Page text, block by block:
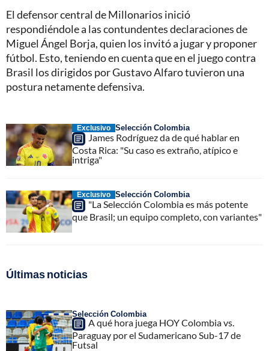
El defensor central de Millonarios inició
respondiéndole a las contundentes declaraciones de
Miguel Ángel Borja, quien los invitó a jugar y proponer
fútbol. Esto, teniendo en cuenta que en el juego contra
Brasil los dirigidos por Gustavo Alfaro tuvieron una
postura netamente defensiva.
Exclusivo Selección Colombia
James Rodríguez da de qué hablar en
Costa Rica: "Su caso es extraño, atípico e
intriga"
Exclusivo Selección Colombia
"La Selección Colombia es más potente
que Brasil; un equipo completo, con variantes"
Últimas noticias
Selección Colombia
A qué hora juega HOY Colombia vs.
Paraguay por el Sudamericano Sub-17 de
Futsal